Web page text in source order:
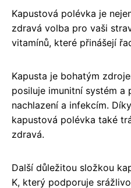
Kapustová polévka je
zdravá volba pro vaši
vitamínů, které přinášejí
Kapusta je bohatým
posiluje imunitní systém a
nachlazení a infekcím.
kapustová polévka také
zdravá.
Další důležitou složkou
K, který podporuje